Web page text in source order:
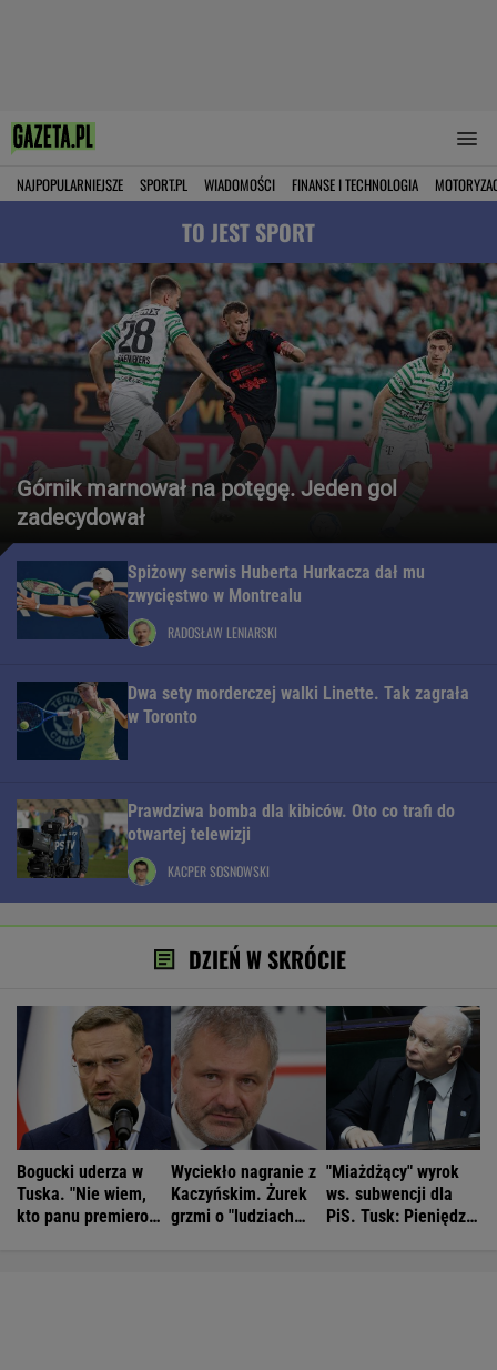
NAJPOPULARNIEJSZE SPORT.PL WIADOMOŚCI FINANSE I TECHNOLOGIA
TO JEST SPORT
Górnik marnował na potęgę. Jeden gol
zadecydował
Spiżowy serwis Huberta Hurkacza dał mu
zwycięstwo w Montrealu
RADOSŁAW LENIARSKI
Dwa sety morderczej walki Linette. Tak zagrała
w Toronto
Prawdziwa bomba dla kibiców. Oto co trafi do
otwartej telewizji
KACPER SOSNOWSKI
DZIEŃ W SKRÓCIE
Bogucki uderza w
Tuska. "Nie wiem,
kto panu premierowi
Wyciekło nagranie z
Kaczyńskim. Żurek
grzmi o "ludziach
"Miażdżący" wyrok
ws. subwencji dla
PiS. Tusk: Pieniędzy